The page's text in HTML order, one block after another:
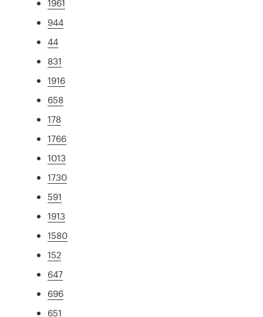
1961
944
44
831
1916
658
178
1766
1013
1730
591
1913
1580
152
647
696
651